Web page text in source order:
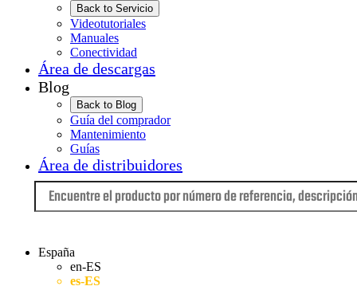
Back to Servicio
Videotutoriales
Manuales
Conectividad
Área de descargas
Blog
Back to Blog
Guía del comprador
Mantenimiento
Guías
Área de distribuidores
España
en-ES
es-ES